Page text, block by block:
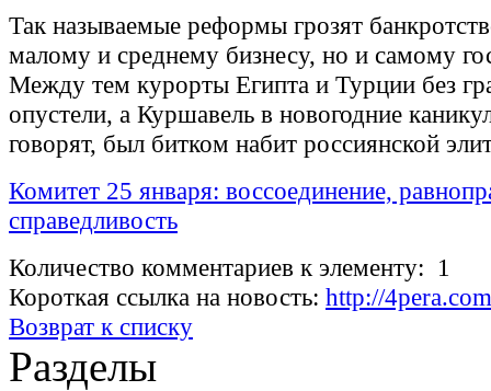
Так называемые реформы грозят
малому и среднему бизнесу, но и самому
Между тем курорты Египта и Турции без
опустели, а Куршавель в новогодние
говорят, был битком набит россиянской
Комитет 25 января: воссоединение,
справедливость
Количество комментариев к элементу: 1
Короткая ссылка на новость: http://
Возврат к списку
Разделы